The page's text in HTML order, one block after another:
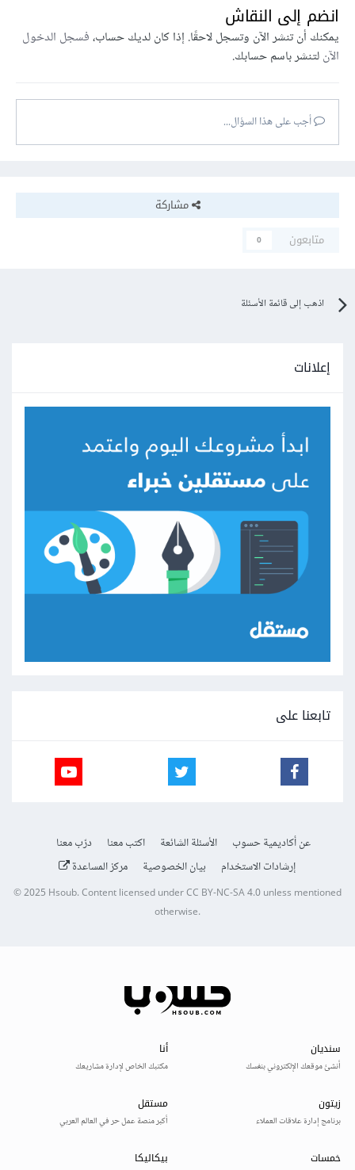
انضم إلى النقاش
يمكنك أن تنشر الآن وتسجل لاحقًا. إذا كان لديك حساب،فسجل الدخول
الآنلتنشر باسم حسابك.
أجب على هذا السؤال...
مشاركة
متابعون
0
اذهب إلى قائمة الأسئلة
إعلانات
تابعنا على
عن أكاديمية حسوب الأسئلة الشائعة اكتب معنا
درّب معنا
إرشادات الاستخدام
بيان الخصوصية مركز المساعدة
© 2025Hsoub.Content licensed underCC BY-NC-SA 4.0unless mentioned
otherwise.